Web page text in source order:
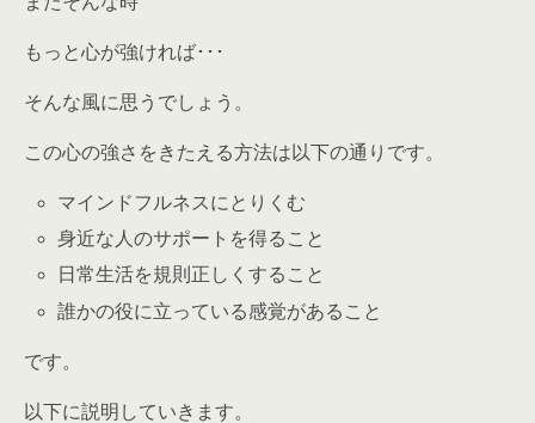
もっと心が強ければ･･･
そんな風に思うでしょう。
この心の強さをきたえる方法は以下の通りです。
マインドフルネスにとりくむ
身近な人のサポートを得ること
日常生活を規則正しくすること
誰かの役に立っている感覚があること
です。
以下に説明していきます。